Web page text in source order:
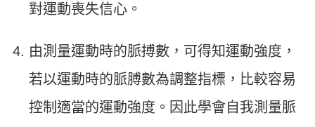
對運動喪失信心。
由測量運動時的脈搏數，可得知運動強度，
若以運動時的脈膊數為調整指標，比較容易
控制適當的運動強度。因此學會自我測量脈